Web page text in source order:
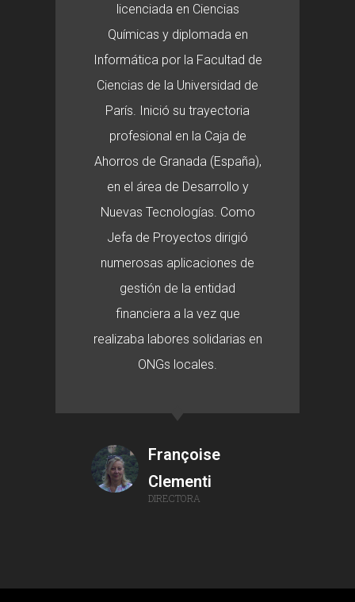
licenciada en Ciencias
Químicas y diplomada en
Informática por la Facultad de
Ciencias de la Universidad de
París. Inició su trayectoria
profesional en la Caja de
Ahorros de Granada (España),
en el área de Desarrollo y
Nuevas Tecnologías. Como
Jefa de Proyectos dirigió
numerosas aplicaciones de
gestión de la entidad
financiera a la vez que
realizaba labores solidarias en
ONGs locales.
Françoise
Clementi
DIRECTORA